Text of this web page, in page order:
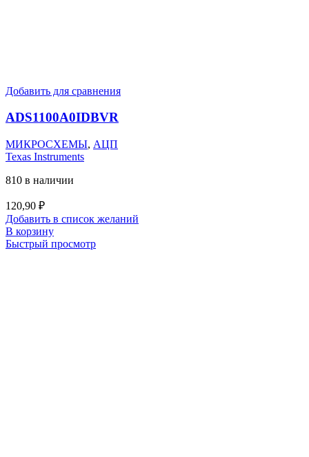
Добавить для сравнения
ADS1100A0IDBVR
МИКРОСХЕМЫ, АЦП
Texas Instruments
810 в наличии
120,90 ₽
Добавить в список желаний
В корзину
Быстрый просмотр